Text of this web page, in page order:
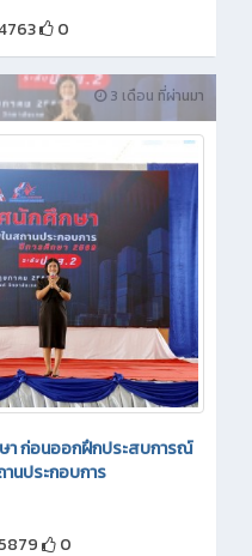
0
3 เดือน ที่ผ่านมา
า ก่อนออกฝึกประสบการณ์
นประกอบการ
0